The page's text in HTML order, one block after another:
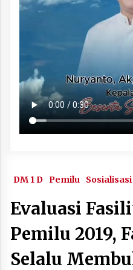
DM 1 D Pemilu Sosialisasi
Evaluasi
Pemilu 2019,
Selalu